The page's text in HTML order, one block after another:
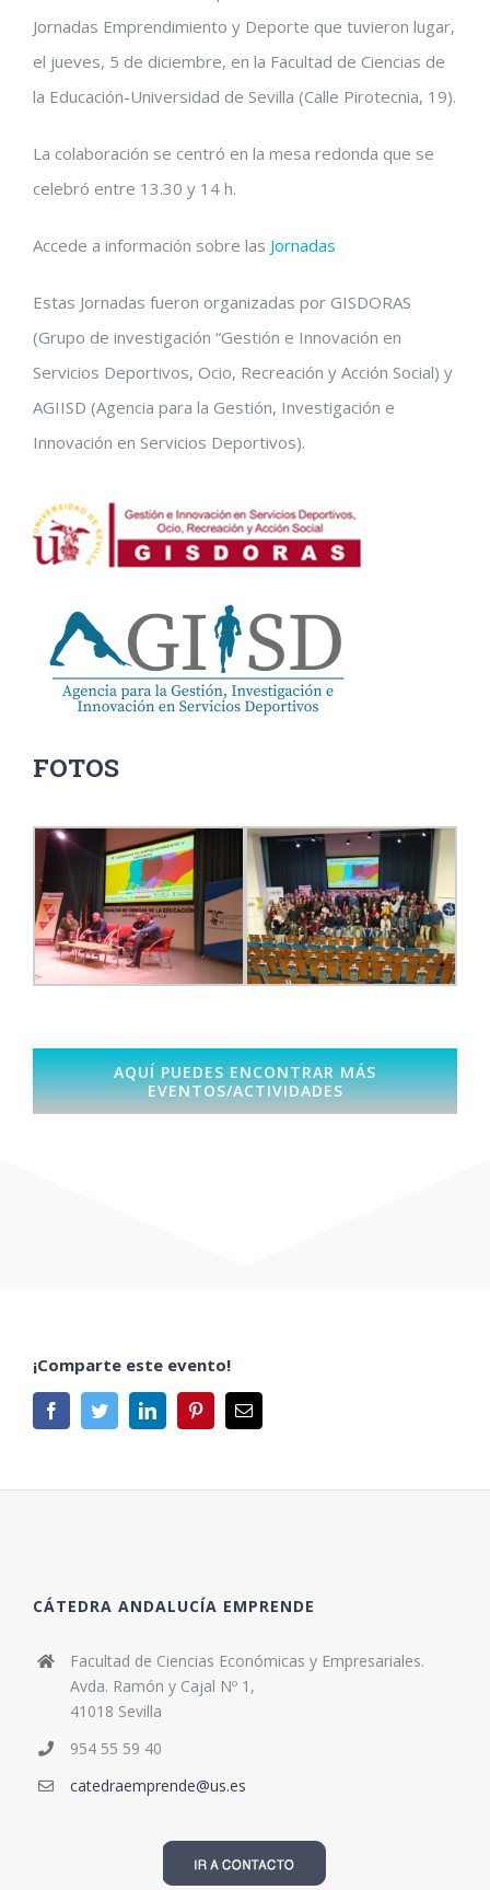
Jornadas Emprendimiento y Deporte que tuvieron lugar,
el jueves, 5 de diciembre, en la Facultad de Ciencias de
la Educación-Universidad de Sevilla (Calle Pirotecnia, 19).
La colaboración se centró en la mesa redonda que se
celebró entre 13.30 y 14 h.
Accede a información sobre las Jornadas
Estas Jornadas fueron organizadas por GISDORAS
(Grupo de investigación “Gestión e Innovación en
Servicios Deportivos, Ocio, Recreación y Acción Social) y
AGIISD (Agencia para la Gestión, Investigación e
Innovación en Servicios Deportivos).
FOTOS
AQUÍ PUEDES ENCONTRAR MÁS
EVENTOS/ACTIVIDADES
¡Comparte este evento!
FacebookTwitterLinkedInPinterestCorreo
electrónico
CÁTEDRA ANDALUCÍA EMPRENDE
Facultad de Ciencias Económicas y Empresariales.
Avda. Ramón y Cajal Nº 1,
41018 Sevilla
954 55 59 40
catedraemprende@us.es